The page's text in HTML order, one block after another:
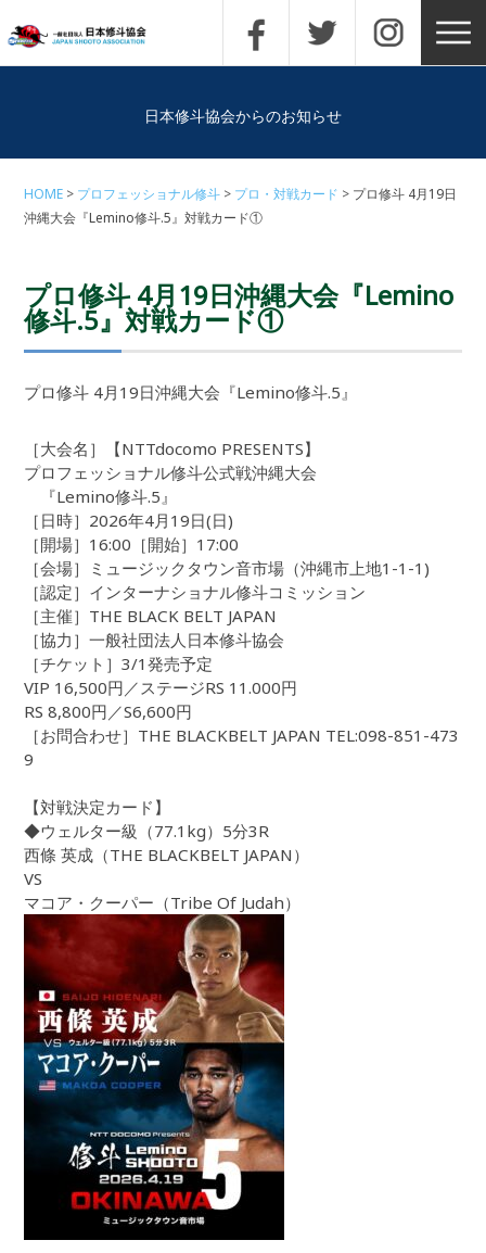
日本修斗協会からのお知らせ
HOME プロフェッショナル修斗 プロ・対戦カード
プロ修斗 4月19日
沖縄大会『Lemino修斗.5』対戦カード①
プロ修斗 4月19日沖縄大会『Lemino
修斗.5』対戦カード①
プロ修斗 4月19日沖縄大会『Lemino修斗.5』
［大会名］【NTTdocomo PRESENTS】
プロフェッショナル修斗公式戦沖縄大会
『Lemino修斗.5』
［日時］2026年4月19日(日)
［開場］16:00［開始］17:00
［会場］ミュージックタウン音市場（沖縄市上地1-1-1)
［認定］インターナショナル修斗コミッション
［主催］THE BLACK BELT JAPAN
［協力］一般社団法人日本修斗協会
［チケット］3/1発売予定
VIP 16,500円／ステージRS 11.000円
RS 8,800円／S6,600円
［お問合わせ］THE BLACKBELT JAPAN TEL:098-851-473
9
【対戦決定カード】
◆ウェルター級（77.1kg）5分3R
西條 英成（THE BLACKBELT JAPAN）
VS
マコア・クーパー（Tribe Of Judah）